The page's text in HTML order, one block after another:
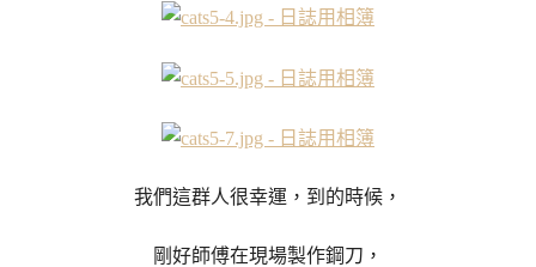
我們這群人很幸運，到的時候，
剛好師傅在現場製作鋼刀，